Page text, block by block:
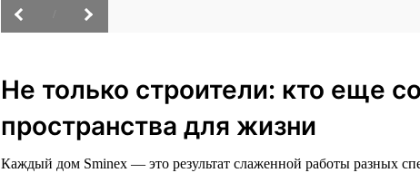
Не только строители: кто еще
пространства для жизни
Каждый дом Sminex — это результат слаженной работы разных